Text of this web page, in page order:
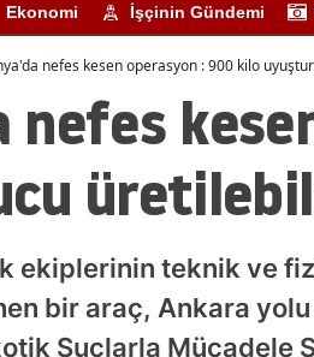
Ağrı
Ankara
Antalya
Aydın
Balıkesir
Ekonomi İşçinin Gündemi
nefes kesen operasyon : 900 kilo
nefes
ekiplerinin teknik ve
bir araç, Ankara
Suçlarla Mücadele